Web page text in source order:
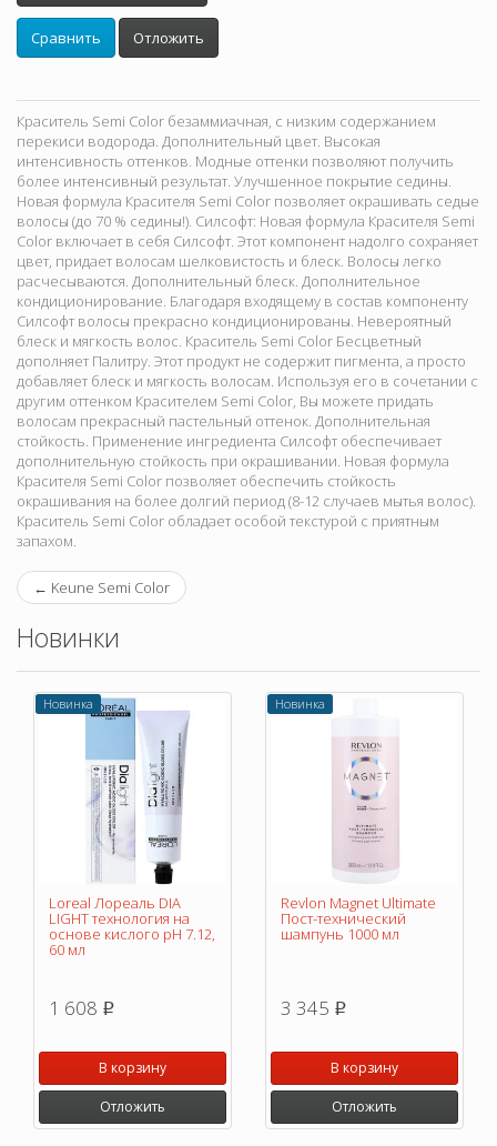
Сравнить Отложить
Краситель Semi Color безаммиачная, с низким содержанием
перекиси водорода. Дополнительный цвет. Высокая
интенсивность оттенков. Модные оттенки позволяют получить
более интенсивный результат. Улучшенное покрытие седины.
Новая формула Красителя Semi Color позволяет окрашивать седые
волосы (до 70 % седины!). Силсофт: Новая формула Красителя Semi
Color включает в себя Силсофт. Этот компонент надолго сохраняет
цвет, придает волосам шелковистость и блеск. Волосы легко
расчесываются. Дополнительный блеск. Дополнительное
кондиционирование. Благодаря входящему в состав компоненту
Силсофт волосы прекрасно кондиционированы. Невероятный
блеск и мягкость волос. Краситель Semi Color Бесцветный
дополняет Палитру. Этот продукт не содержит пигмента, а просто
добавляет блеск и мягкость волосам. Используя его в сочетании с
другим оттенком Красителем Semi Color, Вы можете придать
волосам прекрасный пастельный оттенок. Дополнительная
стойкость. Применение ингредиента Силсофт обеспечивает
дополнительную стойкость при окрашивании. Новая формула
Красителя Semi Color позволяет обеспечить стойкость
окрашивания на более долгий период (8-12 случаев мытья волос).
Краситель Semi Color обладает особой текстурой с приятным
запахом.
← Keune Semi Color
Новинки
Новинка
Loreal Лореаль DIA
LIGHT технология на
основе кислого pH 7.12,
60 мл
1 608 p
В корзину
Отложить
Новинка
Revlon Magnet Ultimate
Пост-технический
шампунь 1000 мл
3 345 p
В корзину
Отложить